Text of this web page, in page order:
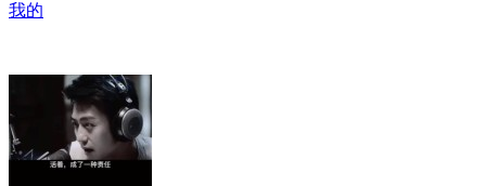
我的